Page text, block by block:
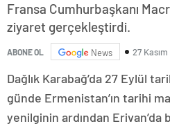
Fransa Cumhurbaşkanı
ziyaret gerçekleştirdi.
ABONE OL News 27
Dağlık Karabağ’da 27 Eylül
günde Ermenistan’ın tarihi
yenilginin ardından